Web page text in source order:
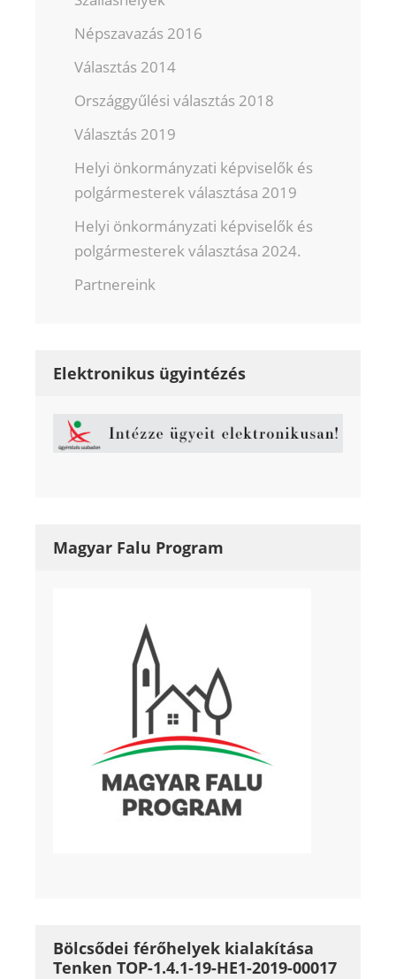
Népszavazás 2016
Választás 2014
Országgyűlési választás 2018
Választás 2019
Helyi önkormányzati képviselők és
polgármesterek választása 2019
Helyi önkormányzati képviselők és
polgármesterek választása 2024.
Partnereink
Elektronikus ügyintézés
Magyar Falu Program
Bölcsődei férőhelyek kialakítása
Tenken TOP-1.4.1-19-HE1-2019-00017